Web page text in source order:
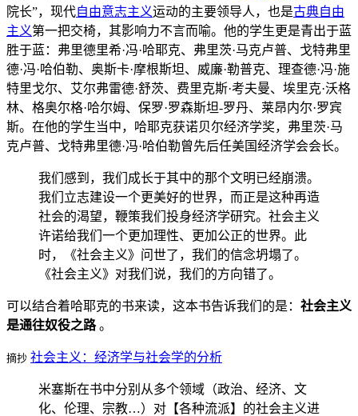
院长”，现代自由意志主义运动的主要领导人，也是古典自由
主义第一把交椅，其影响力不言而喻。他的学生更是青出于蓝
胜于蓝：弗里德里希·冯·哈耶克、弗里茨·马克卢普、戈特弗里
德·冯·哈伯勒、奥斯卡·摩根斯坦、威廉·勒普克、理查德·冯·施
特里戈尔、艾尔弗雷德·舒茨、费里克斯·考夫曼、埃里克·沃格
林、格奥尔格·哈尔姆、保罗·罗森斯坦-罗丹、莱昂内尔·罗宾
斯。在他的学生当中，哈耶克获诺贝尔经济学奖，弗里茨·马
克卢普、戈特弗里德·冯·哈伯勒曾先后任美国经济学会会长。
我们感到，我们成长于其中的那个文明已经崩溃。
我们立志建设一个更美好的世界，而正是这种再造
社会的渴望，鞭策我们投身经济学研究。社会主义
许诺给我们一个更加理性、更加公正的世界。此
时，《社会主义》问世了，我们的信念坍塌了。
《社会主义》对我们说，我们的方向错了。
可以结合着哈耶克的书来读，这本书告诉我们的是： 社会主义
是通往奴役之路。
摘抄 社会主义：经济学与社会学的分析
米塞斯在书中分别从多个领域（政治、经济、文
化、伦理、宗教…）对【各种流派】的社会主义进